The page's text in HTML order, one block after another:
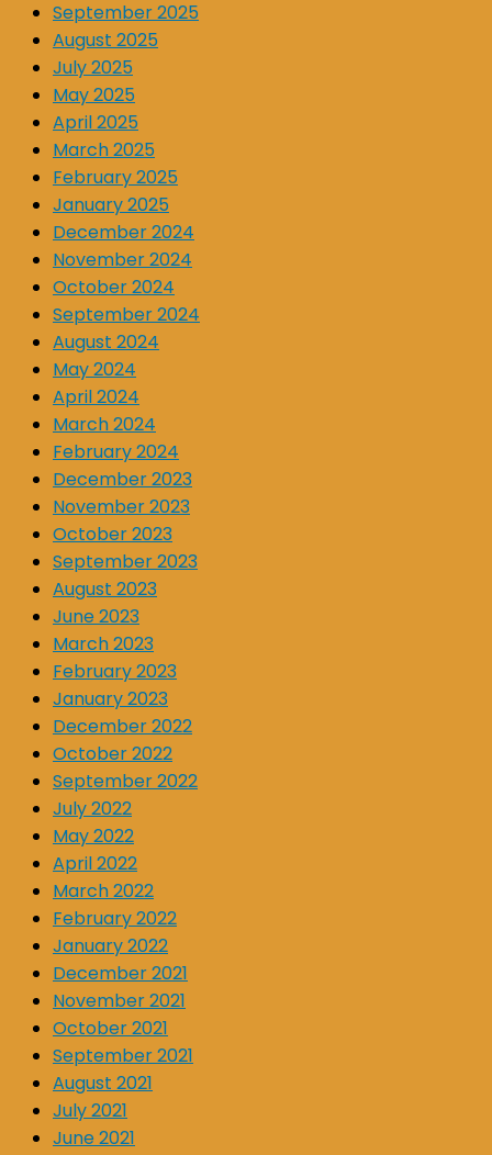
September 2025
August 2025
July 2025
May 2025
April 2025
March 2025
February 2025
January 2025
December 2024
November 2024
October 2024
September 2024
August 2024
May 2024
April 2024
March 2024
February 2024
December 2023
November 2023
October 2023
September 2023
August 2023
June 2023
March 2023
February 2023
January 2023
December 2022
October 2022
September 2022
July 2022
May 2022
April 2022
March 2022
February 2022
January 2022
December 2021
November 2021
October 2021
September 2021
August 2021
July 2021
June 2021